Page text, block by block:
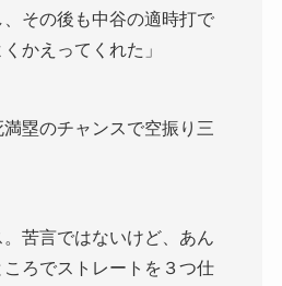
、その後も中谷の適時打で
かえってくれた」
塁のチャンスで空振り三
。苦言ではないけど、あん
ろでストレートを３つ仕